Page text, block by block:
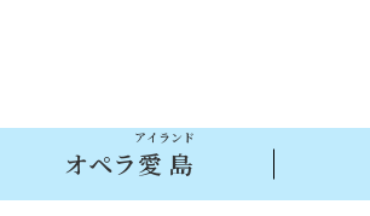
オペラ愛島
アイランド